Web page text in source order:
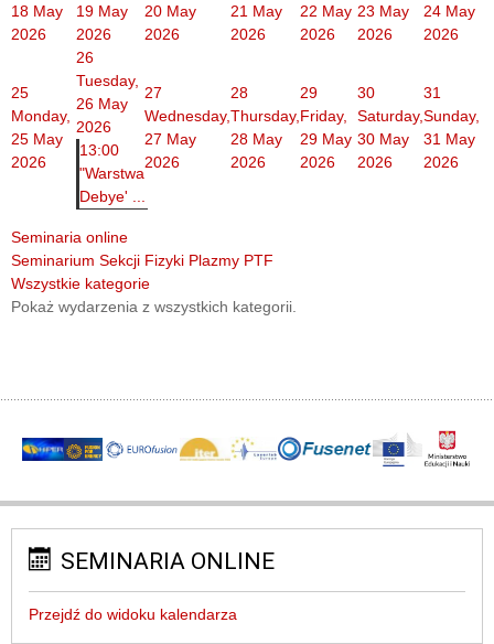
18 May
2026
19 May
2026
20 May
2026
21 May
2026
22 May
2026
23 May
2026
24 May
2026
25
Monday,
25 May
2026
26
Tuesday,
26 May
2026
13:00
"Warstwa
Debye' ...
27
Wednesday,
27 May
2026
28
Thursday,
28 May
2026
29
Friday,
29 May
2026
30
Saturday,
30 May
2026
31
Sunday,
31 May
2026
Seminaria online
Seminarium Sekcji Fizyki Plazmy PTF
Wszystkie kategorie
Pokaż wydarzenia z wszystkich kategorii.
SEMINARIA ONLINE
Przejdź do widoku kalendarza